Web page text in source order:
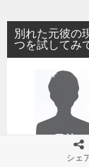
ビ
ゲ
別れた元彼の
つを試してみ
シェ